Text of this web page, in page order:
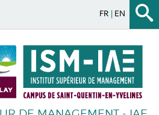
FR EN